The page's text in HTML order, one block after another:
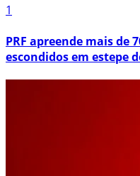
1
PRF apreende mais de
escondidos em estepe